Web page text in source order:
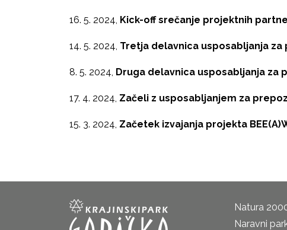
16. 5. 2024, Kick-off srečanje projektnih
14. 5. 2024, Tretja delavnica usposabljanja
8. 5. 2024, Druga delavnica usposabljanja za
17. 4. 2024, Začeli z usposabljanjem za
15. 3. 2024, Začetek izvajanja projekta
Natura
Naravni